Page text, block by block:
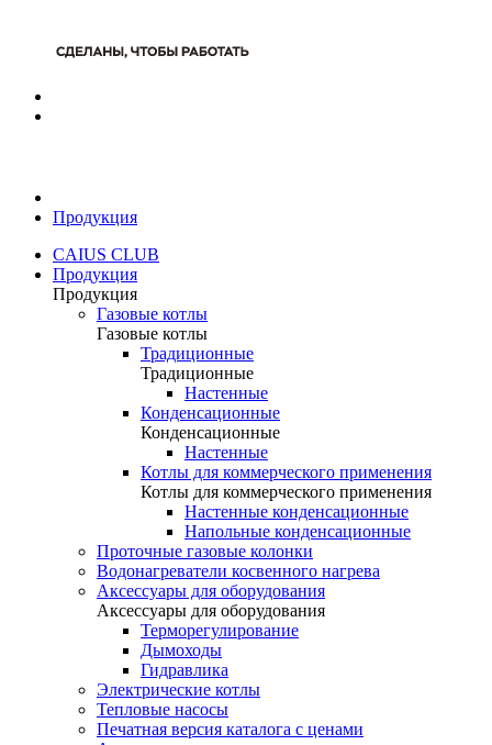
Продукция
CAIUS CLUB
Продукция
Продукция
Газовые котлы
Газовые котлы
Традиционные
Традиционные
Настенные
Конденсационные
Конденсационные
Настенные
Котлы для коммерческого применения
Котлы для коммерческого применения
Настенные конденсационные
Напольные конденсационные
Проточные газовые колонки
Водонагреватели косвенного нагрева
Аксессуары для оборудования
Аксессуары для оборудования
Терморегулирование
Дымоходы
Гидравлика
Электрические котлы
Тепловые насосы
Печатная версия каталога с ценами